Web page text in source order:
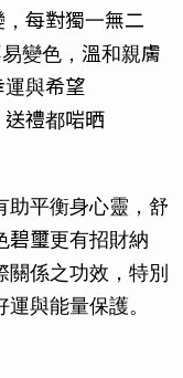
每對獨一無二
變色，溫和親膚
與希望
禮都啱晒
助平衡身心靈，舒
碧璽更有招財納
關係之功效，特別
與能量保護。